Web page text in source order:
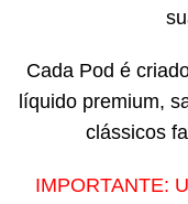
Cada Pod é
líquido premium,
clássicos
IMPORTANTE: